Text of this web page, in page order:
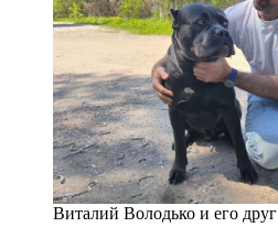
Виталий Володько и его